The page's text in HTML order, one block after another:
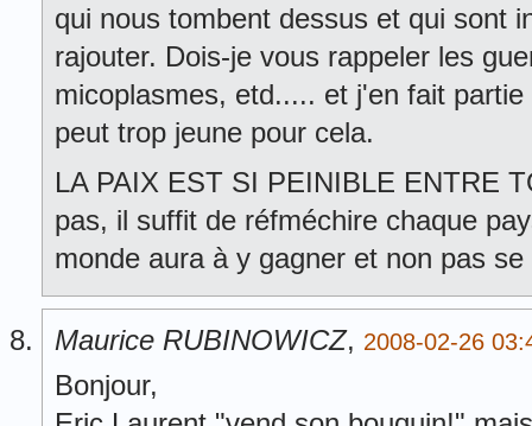
qui nous tombent dessus et qui sont
rajouter. Dois-je vous rappeler les
micoplasmes, etd..... et j'en fait
peut trop jeune pour cela.
LA PAIX EST SI PEINIBLE ENTRE
pas, il suffit de réfméchire chaque
monde aura à y gagner et non pas
Maurice RUBINOWICZ, 2008-02-26
Bonjour,